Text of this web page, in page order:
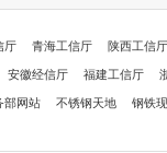
厅 青海工信厅 陕西工信厅
安徽经信厅 福建工信厅
部网站 不锈钢天地 钢铁